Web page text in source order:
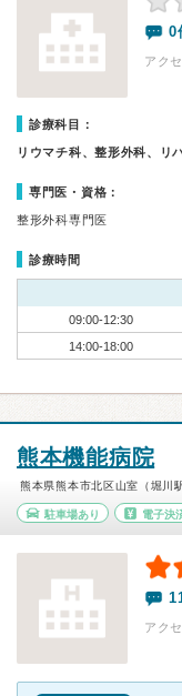
0
アク
診療科目：
リウマチ科、整形外科、リ
専門医・資格：
整形外科専門医
診療時間
09:00-12:30
14:00-18:00
熊本機能病院
熊本県熊本市北区山室（堀川
駐車場あり 電子決
アク